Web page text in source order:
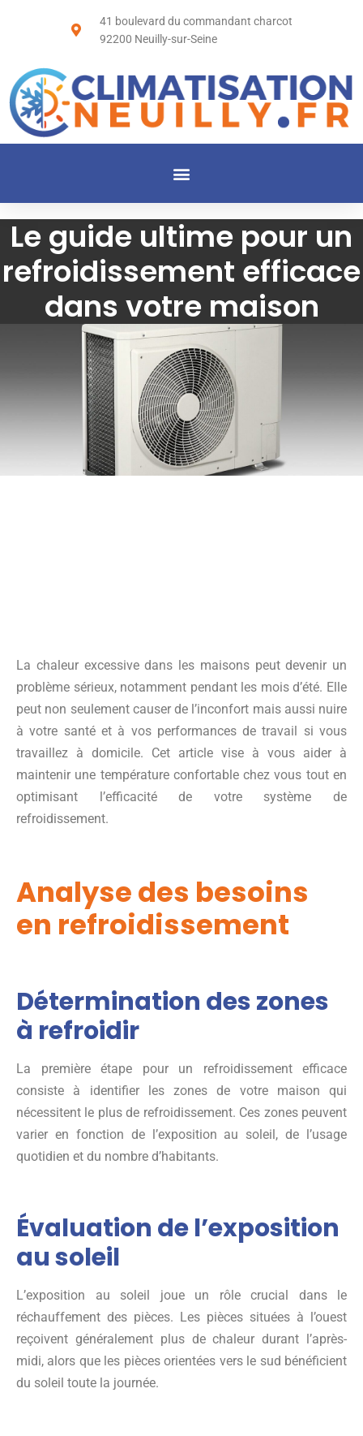
41 boulevard du commandant charcot
92200 Neuilly-sur-Seine
Le guide ultime pour un
refroidissement efficace
dans votre maison
La chaleur excessive dans les maisons peut devenir un
problème sérieux, notamment pendant les mois d’été. Elle
peut non seulement causer de l’inconfort mais aussi nuire
à votre santé et à vos performances de travail si vous
travaillez à domicile. Cet article vise à vous aider à
maintenir une température confortable chez vous tout en
optimisant l’efficacité de votre système de
refroidissement.
Analyse des besoins
en refroidissement
Détermination des zones
à refroidir
La première étape pour un refroidissement efficace
consiste à identifier les zones de votre maison qui
nécessitent le plus de refroidissement. Ces zones peuvent
varier en fonction de l’exposition au soleil, de l’usage
quotidien et du nombre d’habitants.
Évaluation de l’exposition
au soleil
L’exposition au soleil joue un rôle crucial dans le
réchauffement des pièces. Les pièces situées à l’ouest
reçoivent généralement plus de chaleur durant l’après-
midi, alors que les pièces orientées vers le sud bénéficient
du soleil toute la journée.